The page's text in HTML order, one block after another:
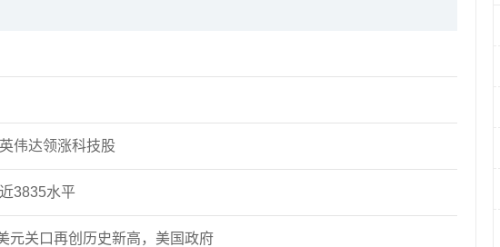
伟达领涨科技股
3835水平
元关口再创历史新高，美国政府